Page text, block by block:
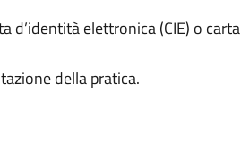
d’identità elettronica (CIE) o carta
della pratica.